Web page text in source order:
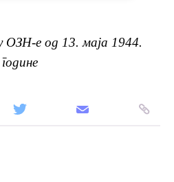
ОЗН-eод 13. маја 1944.
године